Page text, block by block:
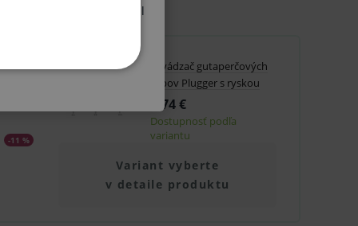
so
-11 %
Zavádzač gutaperčových
čapov Plugger s ryskou
5,74 €
Dostupnosť podľa
variantu
Variant vyberte
v detaile produktu
ZP atď.) a oboznámil
košíka atď. Pre správne